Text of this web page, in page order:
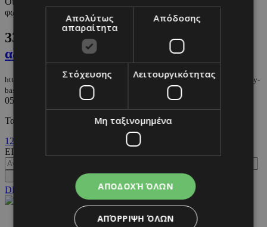
φωτογράφων.
33.
Βασιλιάς Κάρoλος: Τα 8 αξεσουάρ
αξίας εκατομμυρίων
https://m.must.com.cy/gr/people/celebs/oles-oi-proetoimasies-gia-ti-stepsi-toy-
basilia-kai-to-programma-tis-teletis
05/05/2023
CELEBS
Τα συμβολικά κομμάτια που θα φορέσει ο Κάρολος στη στέψη.
1 2
ΕΙΣΟΔΟΣ
DESKTOP
NETWORK:
Απολύτως
απαραίτητα
Απόδοσης
Στόχευσης Λειτουργικότητας
Μη ταξινομημένα
ΑΠΟΔΟΧΉ ΌΛΩΝ
ΑΠΌΡΡΙΨΗ ΌΛΩΝ